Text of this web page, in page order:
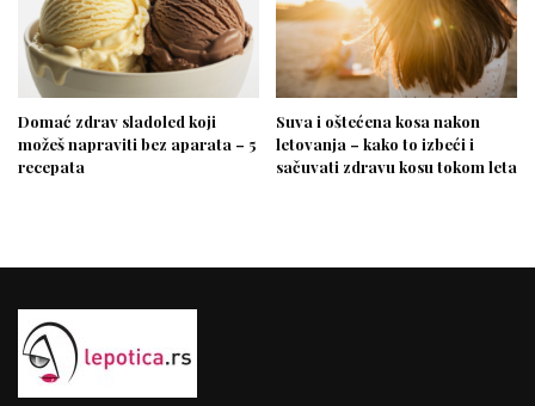
Domać zdrav sladoled koji
možeš napraviti bez aparata – 5
recepata
Suva i oštećena kosa nakon
letovanja – kako to izbeći i
sačuvati zdravu kosu tokom leta